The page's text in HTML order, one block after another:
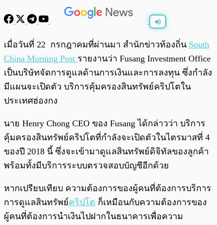
พร้อมเล่น 0:00 /
เมื่อวันที่ 22 กรกฎาคมที่ผ่านมา สำนักข่าวท้องถิ่น South
China Morning Post รายงานว่า Fusang Investment Office
เป็นบริษัทจัดการดูแลด้านการเงินและการลงทุน ซึ่งกำลัง
มีแผนจะเปิดตัว บริการคุ้มครองสินทรัพย์คริปโตใน
ประเทศฮ่องกง
นาย Henry Chong CEO ของ Fusang ได้กล่าวว่า บริการ
คุ้มครองสินทรัพย์คริปโตที่กำลังจะเปิดตัวในไตรมาสที่ 4
ของปี 2018 นี้ ซึ่งจะเข้ามาดูแลสินทรัพย์ดิจิทัลของลูกค้า
พร้อมทั้งมีบริการระบบตรวจสอบบัญชีอีกด้วย
หากเปรียบเทียบ ความต้องการของผู้คนที่ต้องการบริการ
การดูแลสินทรัพย์คริปโต ก็เหมือนกับความต้องการของ
ผู้คนที่ต้องการนำเงินไปฝากในธนาคารเพื่อความ